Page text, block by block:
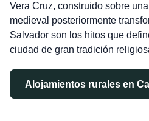
Vera Cruz, construido sobre
medieval posteriormente
Salvador son los hitos que
ciudad de gran tradición
Alojamientos rurales en